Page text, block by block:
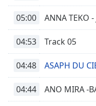
05:00 ANNA TEKO -
04:53 Track 05
04:48 ASAPH DU
04:44 ANO MIRA -